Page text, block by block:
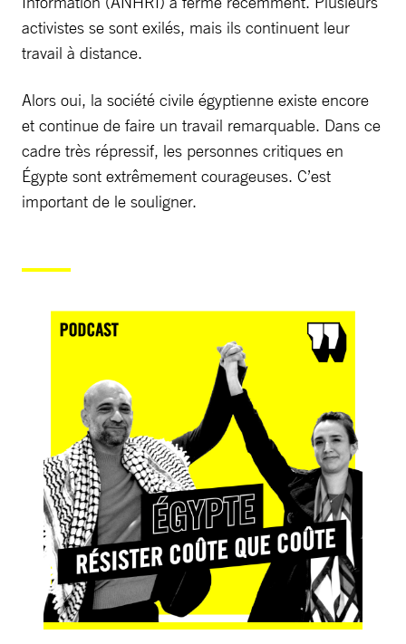
activistes se sont exilés, mais ils continuent leur
travail à distance.
Alors oui, la société civile égyptienne existe encore
et continue de faire un travail remarquable. Dans ce
cadre très répressif, les personnes critiques en
Égypte sont extrêmement courageuses. C’est
important de le souligner.